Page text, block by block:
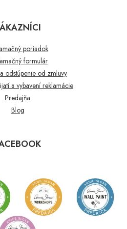
poriadok
formulár
odstúpenie od zmluvy
a vybavení reklamácie
Predajňa
Blog